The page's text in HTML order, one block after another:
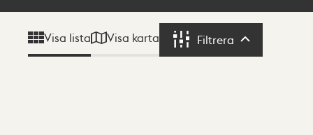
Visa lista Visa karta Filtrera Filtrera